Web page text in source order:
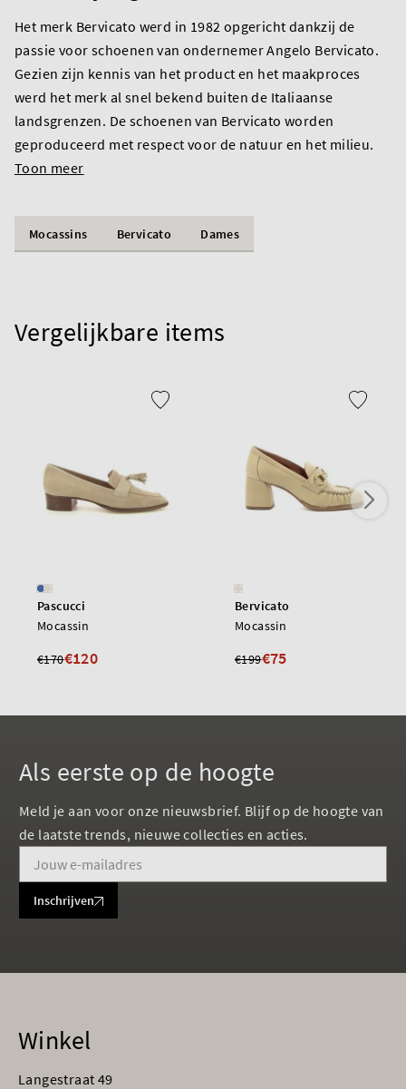
Het merk Bervicato werd in 1982 opgericht dankzij de
passie voor schoenen van ondernemer Angelo Bervicato.
Gezien zijn kennis van het product en het maakproces
werd het merk al snel bekend buiten de Italiaanse
landsgrenzen. De schoenen van Bervicato worden
geproduceerd met respect voor de natuur en het milieu.
Toon meer
Mocassins Bervicato Dames
Vergelijkbare items
Pascucci
Mocassin
€170€120
Bervicato
Mocassin
€199€75
Als eerste op de hoogte
Meld je aan voor onze nieuwsbrief. Blijf op de hoogte van
de laatste trends, nieuwe collecties en acties.
Inschrijven
Winkel
Langestraat 49